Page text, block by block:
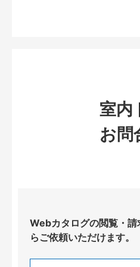
室内
お問
Webカタログの閲覧・
らご依頼いただけます。